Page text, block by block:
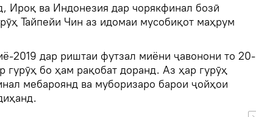
Ироқ ва Индонезия дар чорякфинал бозӣ
Тайпейи Чин аз идомаи мусобиқот маҳрум
2019 дар риштаи футзал миёни ҷавонони то 20-
гурӯҳ бо ҳам рақобат доранд. Аз ҳар гурӯҳ
мебароянд ва муборизаро барои ҷойҳои